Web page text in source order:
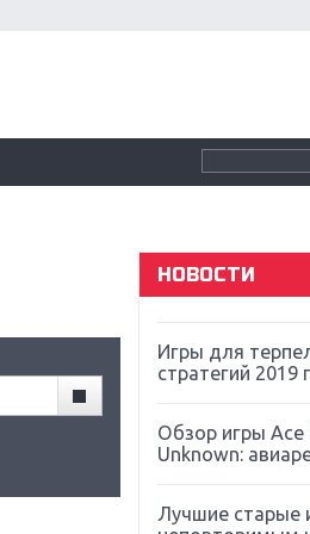
НОВОСТИ
Souls
Far Cry 5:
Игры для
стратегий 2019
Обзор игры Ace
Unknown:
Лучшие старые